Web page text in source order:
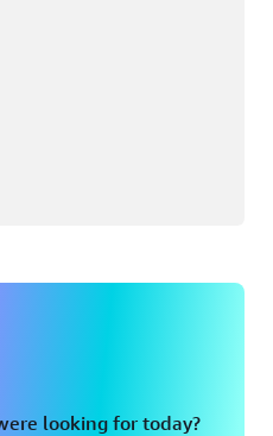
looking for today?